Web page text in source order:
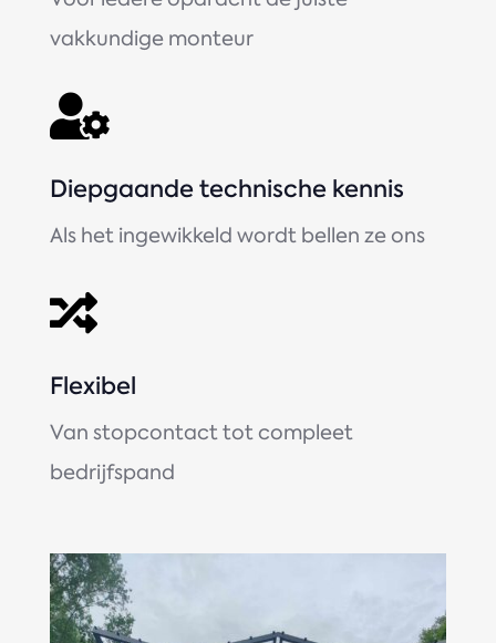
vakkundige monteur

Diepgaande technische kennis
Als het ingewikkeld wordt bellen ze ons

Flexibel
Van stopcontact tot compleet
bedrijfspand